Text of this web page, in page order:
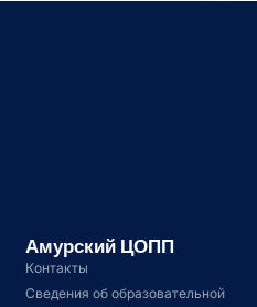
Амурский ЦОПП
Контакты
Сведения об образовательной